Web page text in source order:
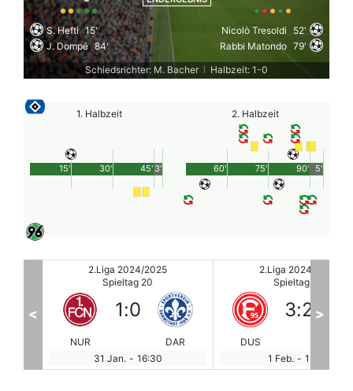
S. Hefti 15'
J. Dompé 84'
Nicolò Tresoldi
52'
Rabbi Matondo 79'
Schiedsrichter: M. Bacher
Halbzeit: 1-0
1. Halbzeit
45'
15' 30' 3'
2. Halbzeit
90'
60' 75' 5'
2.Liga 2024/2025
Spieltag 20
DUS
3:2
ULM
1 Feb. - 11:00
2.Liga 2024/2025
Spieltag 20
BRA
1:2
1 Feb. - 11:00
< >